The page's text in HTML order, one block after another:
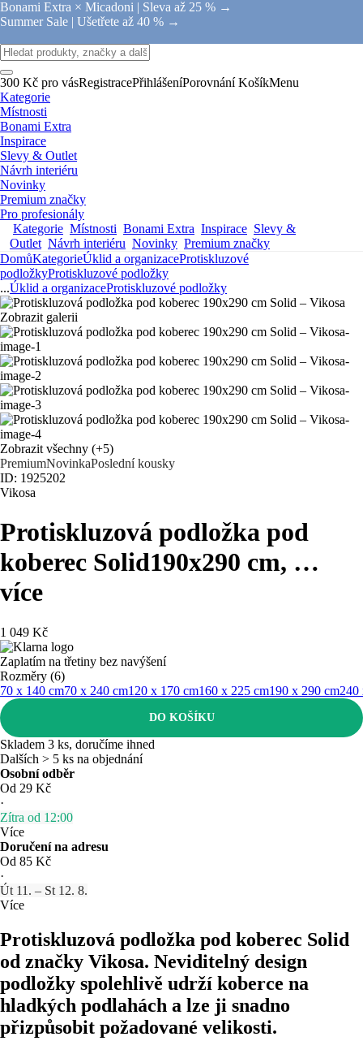
Bonami Extra × Micadoni | Sleva až 25 % →
Summer Sale | Ušetřete až 40 % →
300 Kč pro vásRegistracePřihlášeníPorovnání KošíkMenu
Kategorie
Místnosti
Bonami Extra
Inspirace
Slevy & Outlet
Návrh interiéru
Novinky
Premium značky
Pro profesionály
Kategorie Místnosti Bonami Extra Inspirace Slevy &
Outlet Návrh interiéru Novinky Premium značky
DomůKategorieÚklid a organizaceProtiskluzové
podložkyProtiskluzové podložky
...Úklid a organizaceProtiskluzové podložky
Zobrazit galerii
Zobrazit všechny (+5)
PremiumNovinkaPoslední kousky
ID: 1925202
Vikosa
Protiskluzová podložka pod
koberec Solid190x290 cm, …
více
1 049 Kč
Zaplatím na třetiny bez navýšení
Rozměry (6)
70 x 140 cm70 x 240 cm120 x 170 cm160 x 225 cm190 x 290 cm240
DO KOŠÍKU
Skladem 3 ks, doručíme ihned
Dalších > 5 ks na objednání
Osobní odběr
Od 29 Kč
·
Zítra od 12:00
Více
Doručení na adresu
Od 85 Kč
·
Út 11. – St 12. 8.
Více
Protiskluzová podložka pod koberec Solid
od značky Vikosa. Neviditelný design
podložky spolehlivě udrží koberce na
hladkých podlahách a lze ji snadno
přizpůsobit požadované velikosti.